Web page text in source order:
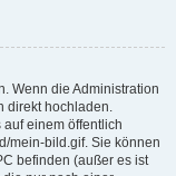
Wenn die Administration
direkt hochladen.
einem öffentlich
mein-bild.gif. Sie können
befinden (außer es ist